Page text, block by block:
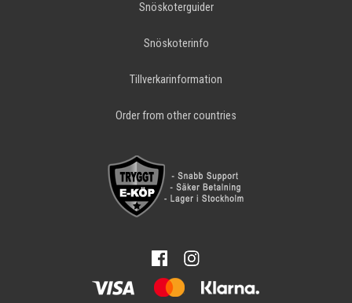
Snöskoterguider
Snöskoterinfo
Tillverkarinformation
Order from other countries